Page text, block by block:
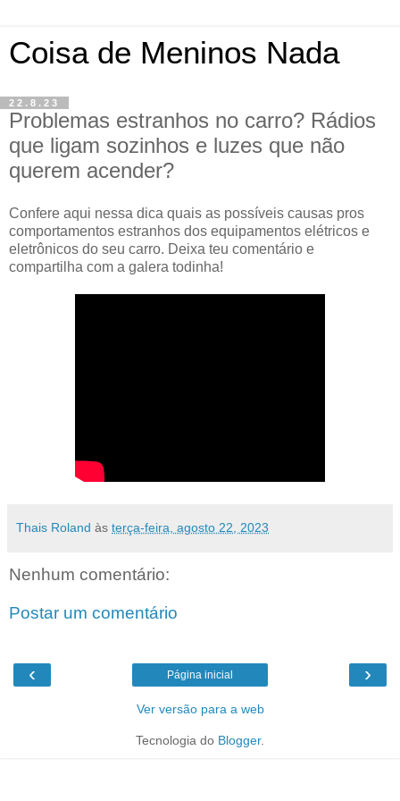
Coisa de Meninos Nada
22.8.23
Problemas estranhos no carro? Rádios
que ligam sozinhos e luzes que não
querem acender?
Confere aqui nessa dica quais as possíveis causas pros
comportamentos estranhos dos equipamentos elétricos e
eletrônicos do seu carro. Deixa teu comentário e
compartilha com a galera todinha!
Thais Roland às terça-feira, agosto 22, 2023
Nenhum comentário:
Postar um comentário
‹ ›
Página inicial
Ver versão para a web
Tecnologia do Blogger.